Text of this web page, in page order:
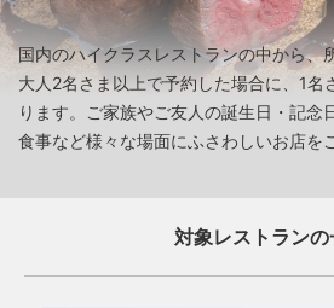
国内のハイクラスレストランの中から、
大人2名さま以上で予約した場合に、1名
ります。ご家族やご友人の誕生日・記念
食事など様々な場面にふさわしいお店を
対象レストランの